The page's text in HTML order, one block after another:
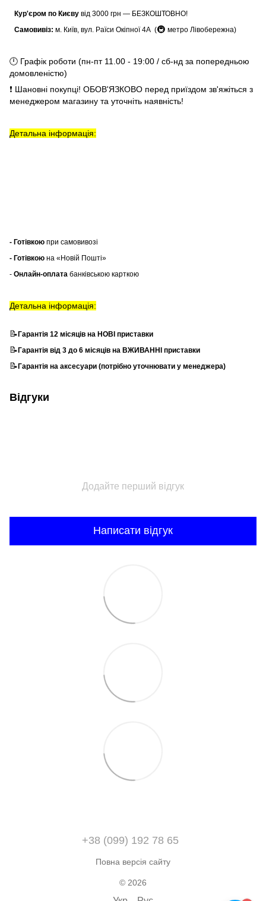
Кур'єром по Києву від 3000 грн — БЕЗКОШТОВНО!
Самовивіз: м. Київ, вул. Раїси Окіпної 4А (🚇 метро Лівобережна)
🕛 Графік роботи (пн-пт 11.00 - 19:00 / сб-нд за попередньою
домовленістю)
❗ Шановні покупці! ОБОВ'ЯЗКОВО перед приїздом зв'яжіться з
менеджером магазину та уточніть наявність!
Детальна інформація:
- Готівкою при самовивозі
- Готівкою на «Новій Пошті»
- Онлайн-оплата банківською карткою
Детальна інформація:
📝Гарантія 12 місяців на НОВІ приставки
📝Гарантія від 3 до 6 місяців на ВЖИВАННІ приставки
📝Гарантія на аксесуари (потрібно уточнювати у менеджера)
Відгуки
Додайте перший відгук
Написати відгук
+38 (099) 192 78 65
Повна версія сайту
© 2026